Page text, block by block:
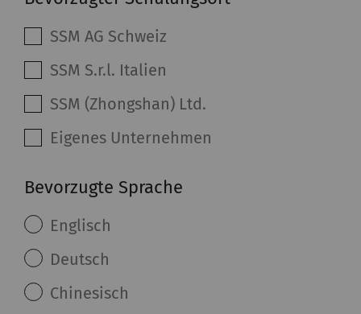
SSM AG Schweiz
SSM S.r.l. Italien
SSM (Zhongshan) Ltd.
Eigenes Unternehmen
Bevorzugte Sprache
Englisch
Deutsch
Chinesisch